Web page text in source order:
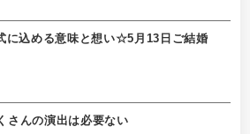
に込める意味と想い☆5月13日ご結婚
さんの演出は必要ない